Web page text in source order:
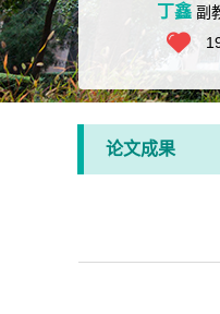
丁鑫 副
论文成果